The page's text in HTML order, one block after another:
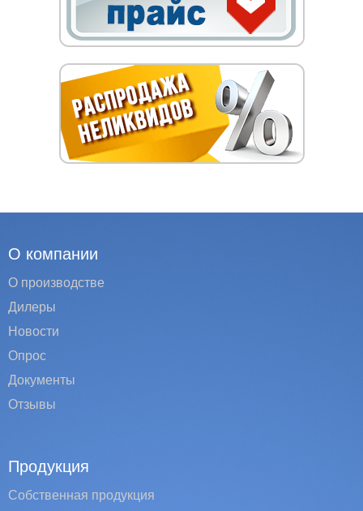
О компании
О производстве
Дилеры
Новости
Опрос
Документы
Отзывы
Продукция
Собственная продукция